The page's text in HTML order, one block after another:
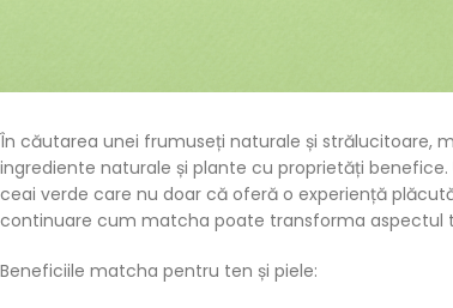
În căutarea unei frumuseți naturale și strălucitoare,
ingrediente naturale și plante cu proprietăți
ceai verde care nu doar că oferă o experiență
continuare cum matcha poate transforma aspectul
Beneficiile matcha pentru ten și piele: